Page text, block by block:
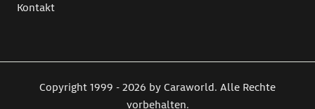
Kontakt
Copyright 1999 - 2026 by Caraworld. Alle Rechte
vorbehalten.